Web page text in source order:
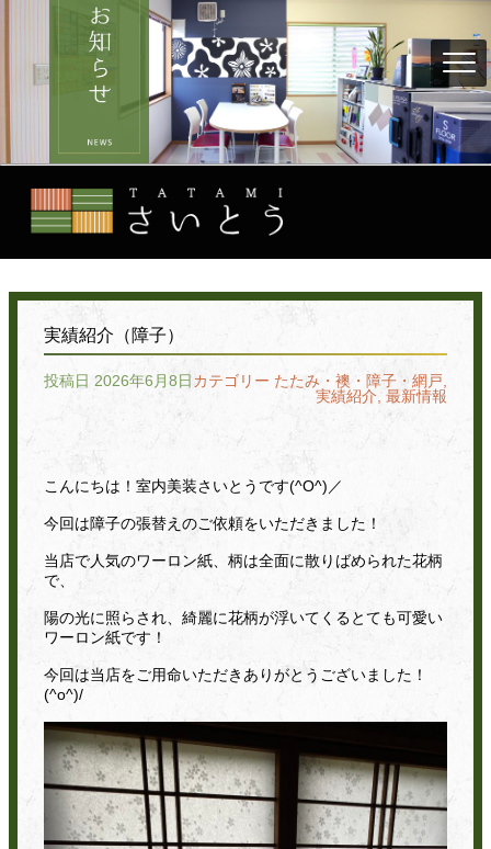
実績紹介（障子）
投稿日 2026年6月8日カテゴリー たたみ・襖・障子・網戸
実績紹介 最新情報
こんにちは！室内美装さいとうです(^O^)／
今回は障子の張替えのご依頼をいただきました！
当店で人気のワーロン紙、柄は全面に散りばめられた花柄
で、
陽の光に照らされ、綺麗に花柄が浮いてくるとても可愛い
ワーロン紙です！
今回は当店をご用命いただきありがとうございました！
(^o^)/